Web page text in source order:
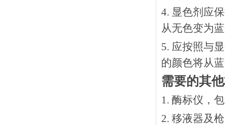
4. 显色剂应
从无色变为
5. 应按照与
的颜色将从
需要的其
1. 酶标仪，
2. 移液器及